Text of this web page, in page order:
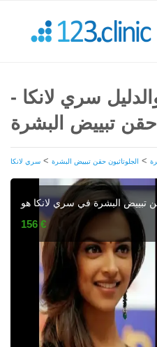
سري لانكا -
حقن تبييض البشرة
> الجلوتاثيون حقن تبييض البشرة > سري لانكا
تبييض البشرة في سري لانكا هو
156 €